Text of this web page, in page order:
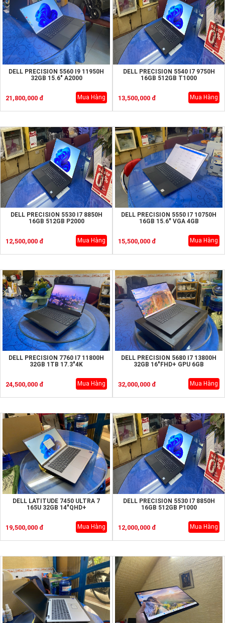
DELL PRECISION 5560 I9 11950H
32GB 15.6" A2000
21,800,000 đ Mua Hàng
DELL PRECISION 5540 I7 9750H
16GB 512GB T1000
13,500,000 đ Mua Hàng
DELL PRECISION 5530 I7 8850H
16GB 512GB P2000
12,500,000 đ Mua Hàng
DELL PRECISION 5550 I7 10750H
16GB 15.6" VGA 4GB
15,500,000 đ Mua Hàng
DELL PRECISION 7760 I7 11800H
32GB 1TB 17.3"4K
24,500,000 đ Mua Hàng
DELL PRECISION 5680 I7 13800H
32GB 16"FHD+ GPU 6GB
32,000,000 đ Mua Hàng
DELL LATITUDE 7450 ULTRA 7
165U 32GB 14"QHD+
19,500,000 đ Mua Hàng
DELL PRECISION 5530 I7 8850H
16GB 512GB P1000
12,000,000 đ Mua Hàng